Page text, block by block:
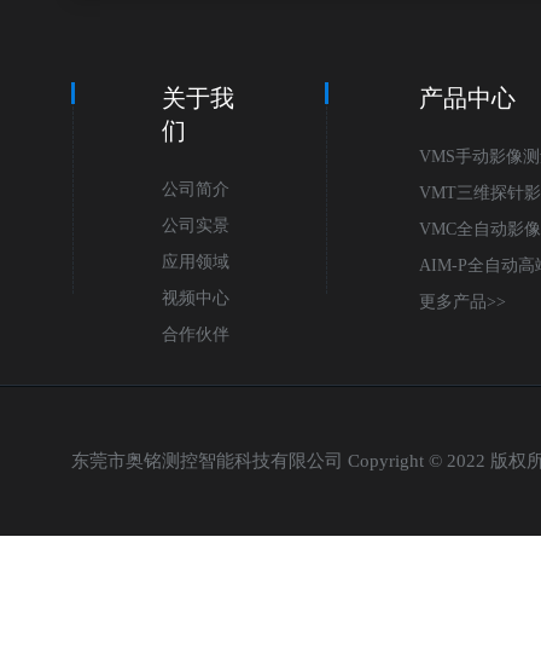
关于我
们
公司简介
公司实景
应用领域
视频中心
合作伙伴
产品中心
VMS手动影像
VMT三维探针
仪
VMC全自动影
AIM-P全自动高
测量仪
更多产品>>
东莞市奥铭测控智能科技有限公司 Copyright © 2022 版